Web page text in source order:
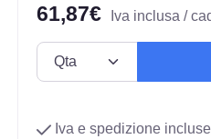
61,87€ Iva inclusa /
Iva e spedizione